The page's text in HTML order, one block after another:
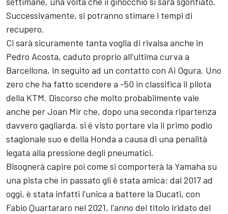
Successivamente, si potranno stimare i tempi di
recupero.
Ci sarà sicuramente tanta voglia di rivalsa anche in
Pedro Acosta, caduto proprio all'ultima curva a
Barcellona, in seguito ad un contatto con Ai Ogura. Uno
zero che ha fatto scendere a -50 in classifica il pilota
della KTM. Discorso che molto probabilmente vale
anche per Joan Mir che, dopo una seconda ripartenza
davvero gagliarda, si è visto portare via il primo podio
stagionale suo e della Honda a causa di una penalità
legata alla pressione degli pneumatici.
Bisognerà capire poi come si comporterà la Yamaha su
una pista che in passato gli è stata amica: dal 2017 ad
oggi, è stata infatti l'unica a battere la Ducati, con
Fabio Quartararo nel 2021, l'anno del titolo iridato del